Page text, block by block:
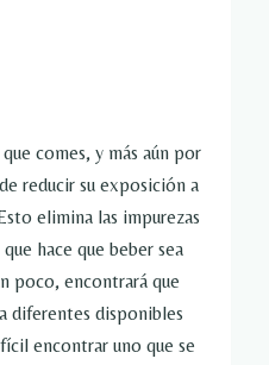
comes, y más aún por
reducir su exposición a
elimina las impurezas
hace que beber sea
poco, encontrará que
diferentes disponibles
encontrar uno que se